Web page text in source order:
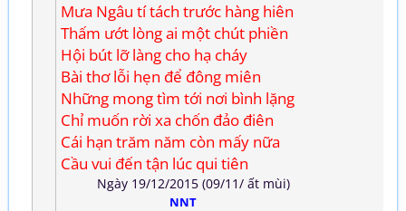
Mưa Ngâu tí tách trước hàng hiên
Thấm ướt lòng ai một chút phiền
Hội bút lỡ làng cho hạ cháy
Bài thơ lỗi hẹn để đông miên
Những mong tìm tới nơi bình lặng
Chỉ muốn rời xa chốn đảo điên
Cái hạn trăm năm còn mấy nữa
Cầu vui đến tận lúc qui tiên
Ngày 19/12/2015 (09/11/ ất mùi)
NNT